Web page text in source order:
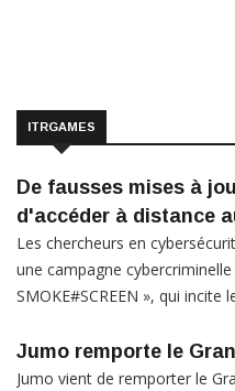
ITRGAMES
De fausses mises à
d'accéder à distance
Les chercheurs en
une campagne
SMOKE#SCREEN », qui incite
Jumo remporte le
Jumo vient de remporter le